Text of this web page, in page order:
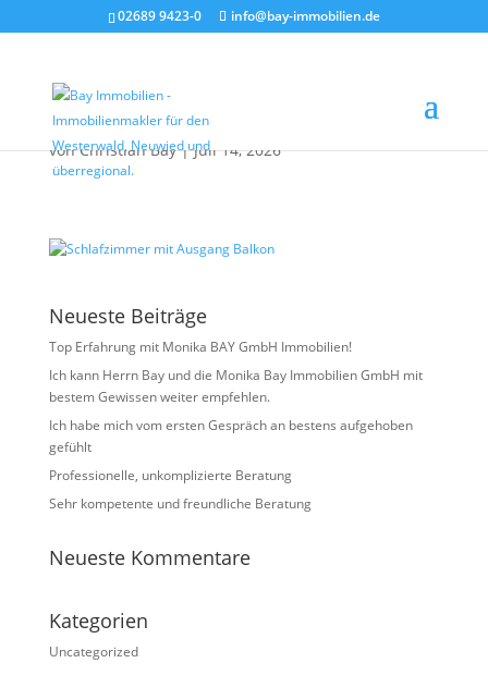
02689 9423-0 info@bay-immobilien.de
Schlafzimmer mit
Ausgang Balkon
vonChristian Bay|Juli 14, 2026
Neueste Beiträge
Top Erfahrung mit Monika BAY GmbH Immobilien!
Ich kann Herrn Bay und die Monika Bay Immobilien GmbH mit
bestem Gewissen weiter empfehlen.
Ich habe mich vom ersten Gespräch an bestens aufgehoben
gefühlt
Professionelle, unkomplizierte Beratung
Sehr kompetente und freundliche Beratung
Neueste Kommentare
Kategorien
Uncategorized